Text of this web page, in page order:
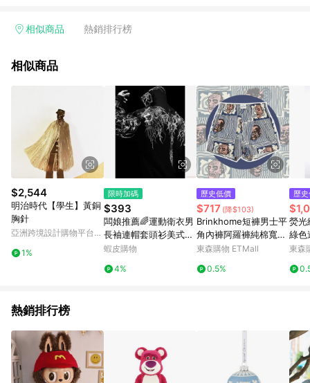
單，皆不在點數回饋範圍內。 3. 如購買以下類別商品，將無法獲
球嚴選、商城、專案商品、「草莓網」全館商品。 4. 如取消訂
回饋。 5. 點數回饋會扣除所有折扣優惠後之最終發票金額計算，
實際回饋請依LINE購物通知為主。 6. 訂單如有使用東森購物
ETMall站內之折扣優惠(包含但不限於東森幣、樂透金、東森現金
券等)，不具點數回饋資格。詳細請依東森購物ETMall之結帳頁面
顯示為準。 7. LINE購物設有「單一商品最高回饋點數」機制(特
殊活動時開放「回饋無上限」)，以同一訂單中同一商品不論件數
計算，並依訂單成立時間當下LINE購物所設定的回饋機制為準。
8. LINE購物為購物資訊整合性平台，商品資料更新會有時間差，
如顯示之商品規格、顏色、價位、贈品與東森購物ETMall銷售網
頁不符，以銷售網頁標示為準。 9. 若有贈點爭議，請務必於訂單
日期+180天以內至LINE購物客服洽詢；若超過180天(含)以上進
行申訴，恕無法贈點回饋。 10. 部分點數紅包僅限指定商品使
用，或不適用於無回饋商品。各點數紅包之適用商品與使用條件
請依點數紅包頁面規則為準。
相似商品 熱銷排行榜
相似商品
$2,544
明治時代【學生】黃銅
胸針
亞洲跨境設計購物平台
1%
限時加碼
$393
闆娘推薦🌈運動衛衣男
長袖連帽套頭衫美式潮
牌健身訓練寬鬆大印花
蝦皮購物
4%
歷史低價
$717 (降$103)
Brinkhome短褲男士平
角內褲阿羅褲純棉寬松
加肥加大褲衩頭平四角
東森購物 ETMall
0.5%
歷
熒光
綠色
衣舞
東森
熱銷排行榜